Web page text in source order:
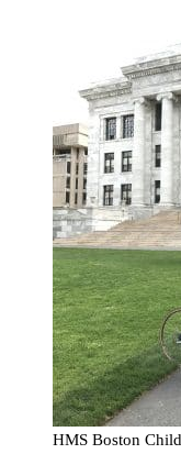
HMS Boston